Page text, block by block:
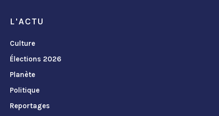
L'ACTU
Culture
Élections 2026
Planète
Politique
Reportages